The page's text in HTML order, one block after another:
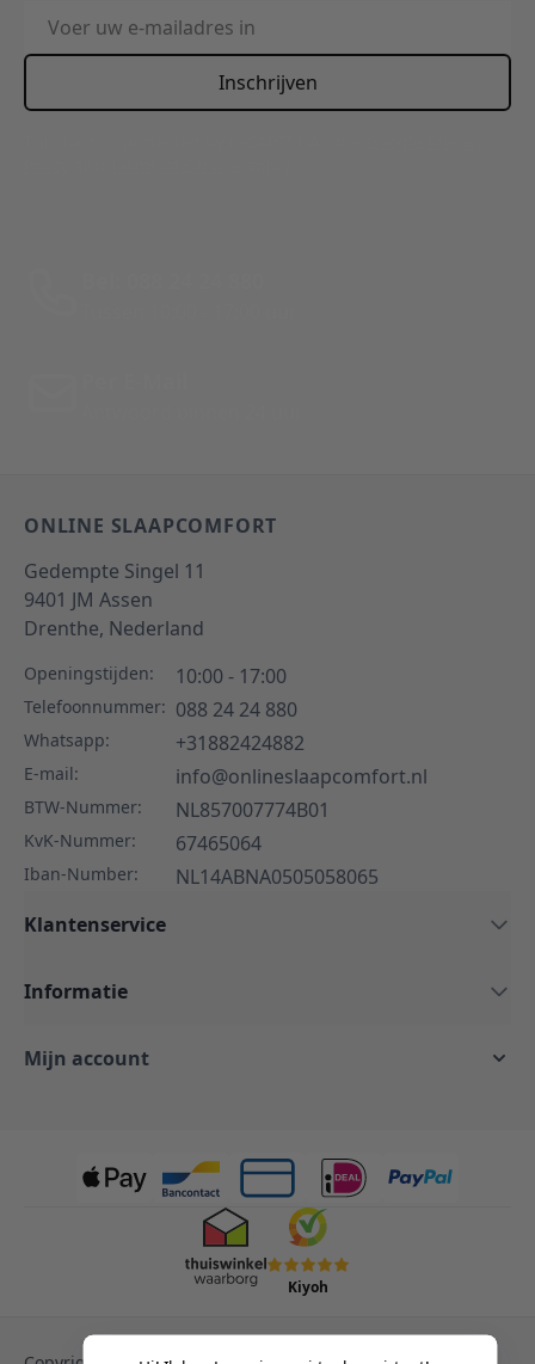
E-mailadres
Inschrijven
ONLINE SLAAPCOMFORT
Gedempte Singel 11
9401 JM Assen
Drenthe, Nederland
Openingstijden: 10:00 - 17:00
Telefoonnummer: 088 24 24 880
Whatsapp: +31882424882
E-mail: info@onlineslaapcomfort.nl
BTW-Nummer: NL857007774B01
KvK-Nummer: 67465064
Iban-Number:
NL14ABNA0505058065
Klantenservice
Informatie
Mijn account
Kiyoh